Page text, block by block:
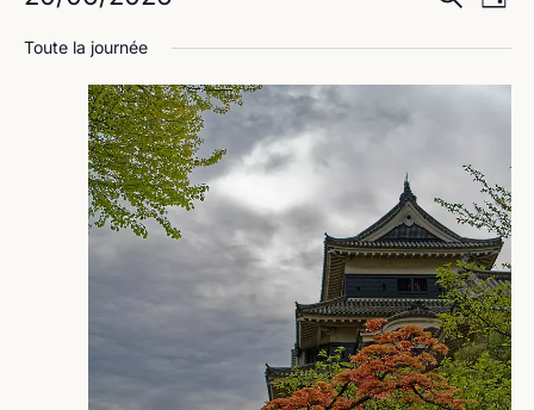
et
vues
Jour
une
Toute la journée